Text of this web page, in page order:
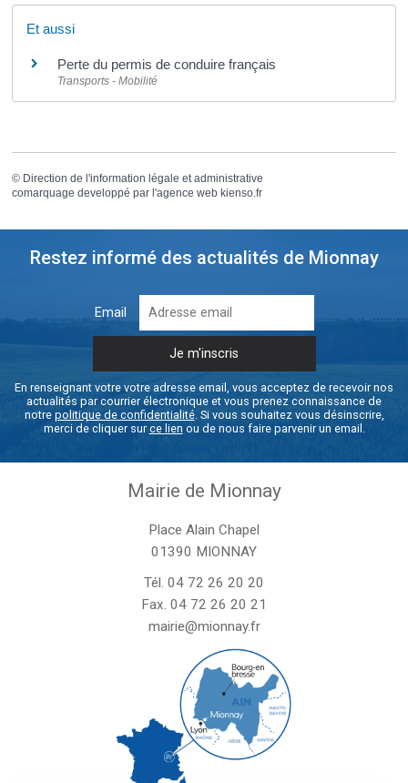
Et aussi
Perte du permis de conduire français
Transports - Mobilité
© Direction de l'information légale et administrative
comarquage developpé par l'agence web kienso.fr
Restez informé des actualités de Mionnay
Email
En renseignant votre votre adresse email, vous acceptez de recevoir nos
actualités par courrier électronique et vous prenez connaissance de
notre politique de confidentialité. Si vous souhaitez vous désinscrire,
merci de cliquer surce lien ou de nous faire parvenir un email.
Mairie de Mionnay
Place Alain Chapel
01390 MIONNAY
Tél. 04 72 26 20 20
Fax. 04 72 26 20 21
mairie@mionnay.fr